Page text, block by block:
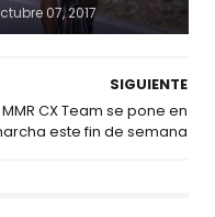
07, 2017
SIGUIENTE
CX Team se pone en
este fin de semana